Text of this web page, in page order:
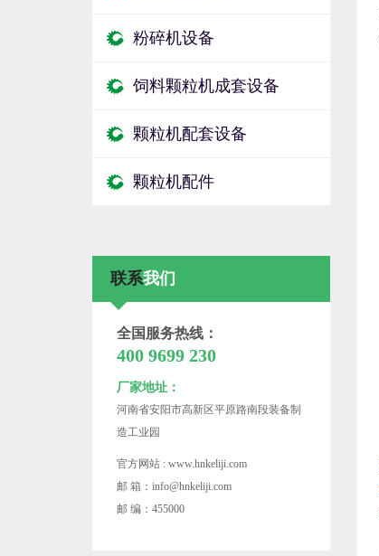
粉碎机设备
饲料颗粒机成套设备
颗粒机配套设备
颗粒机配件
联系我们
全国服务热线：
400 9699 230
厂家地址：
河南省安阳市高新区平原路南段装备制
造工业园
官方网站 : www.hnkeliji.com
邮 箱：info@hnkeliji.com
邮 编：455000